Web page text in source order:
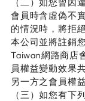
（二）如您曾因
會員時含虛偽不
的情況時，將拒
本公司並將註銷
Taiwan網路商店
員權益變動效果
另一方之會員權
（三）如您有下